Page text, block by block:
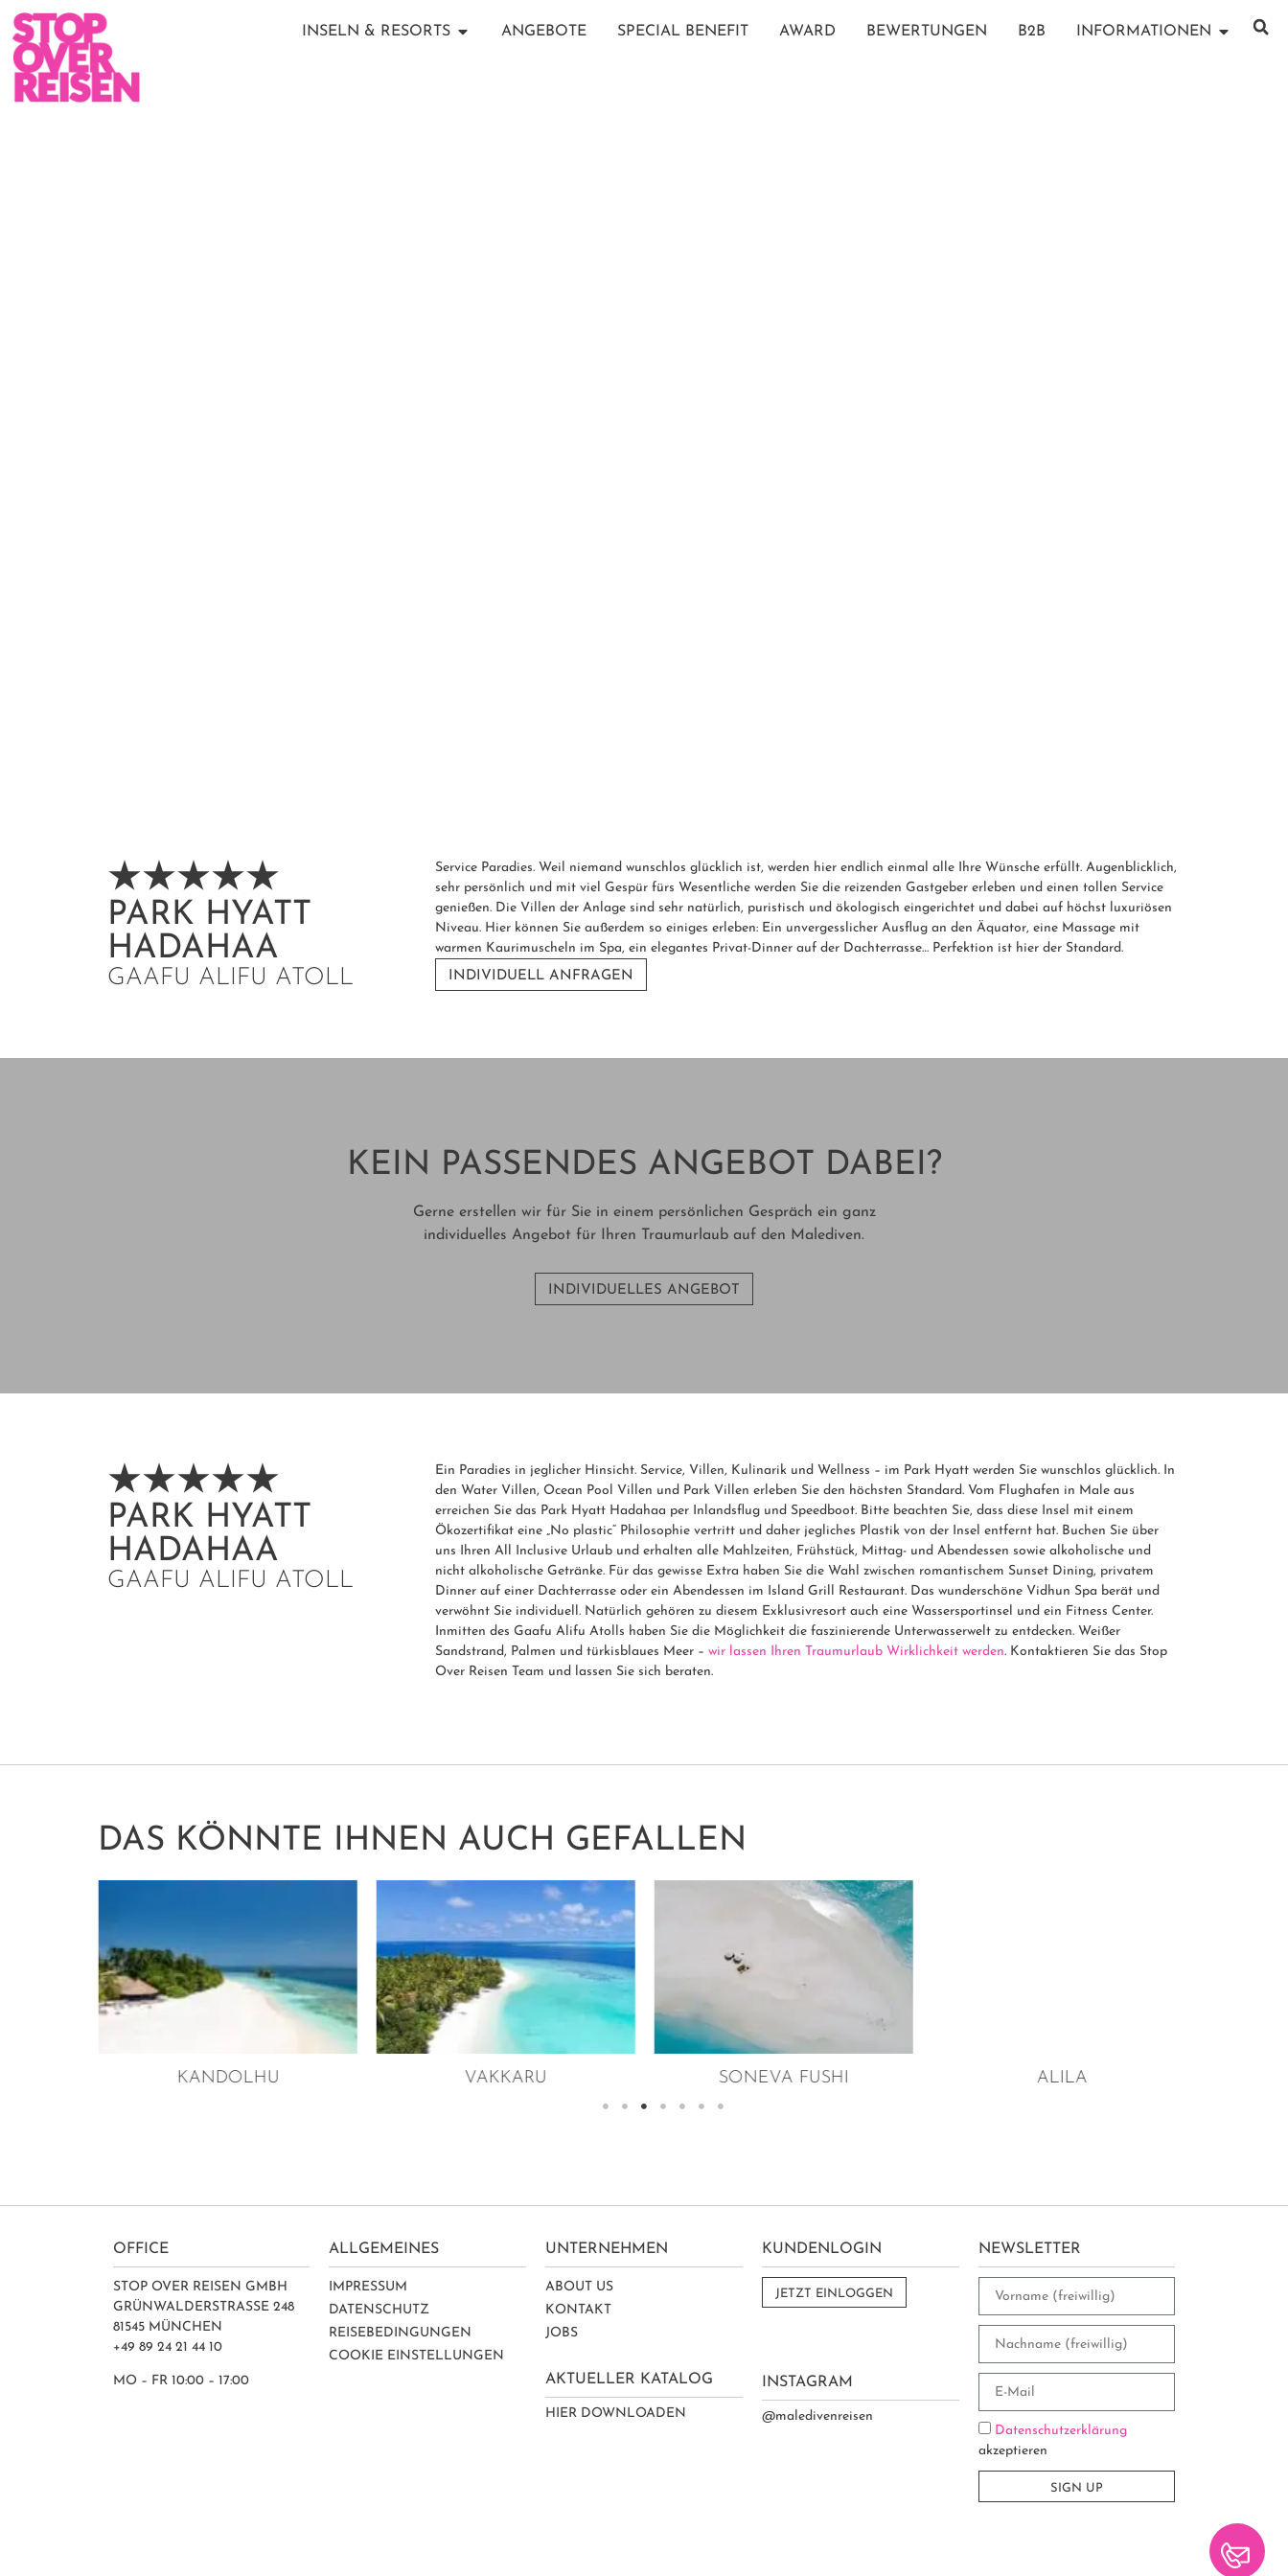
INSELN & RESORTS ANGEBOTE SPECIAL BENEFIT AWARD BEWERTUNGEN B2B INFORMATIONEN
PARK HYATT
HADAHAA
GAAFU ALIFU ATOLL
Service Paradies. Weil niemand wunschlos glücklich ist, werden hier endlich einmal alle Ihre Wünsche erfüllt. Augenblicklich,
sehr persönlich und mit viel Gespür fürs Wesentliche werden Sie die reizenden Gastgeber erleben und einen tollen Service
genießen. Die Villen der Anlage sind sehr natürlich, puristisch und ökologisch eingerichtet und dabei auf höchst luxuriösen
Niveau. Hier können Sie außerdem so einiges erleben: Ein unvergesslicher Ausflug an den Äquator, eine Massage mit
warmen Kaurimuscheln im Spa, ein elegantes Privat-Dinner auf der Dachterrasse… Perfektion ist hier der Standard.
INDIVIDUELL ANFRAGEN
KEIN PASSENDES ANGEBOT DABEI?
Gerne erstellen wir für Sie in einem persönlichen Gespräch ein ganz
individuelles Angebot für Ihren Traumurlaub auf den Malediven.
INDIVIDUELLES ANGEBOT
PARK HYATT
HADAHAA
GAAFU ALIFU ATOLL
Ein Paradies in jeglicher Hinsicht. Service, Villen, Kulinarik und Wellness – im Park Hyatt werden Sie wunschlos glücklich. In
den Water Villen, Ocean Pool Villen und Park Villen erleben Sie den höchsten Standard. Vom Flughafen in Male aus
erreichen Sie das Park Hyatt Hadahaa per Inlandsflug und Speedboot. Bitte beachten Sie, dass diese Insel mit einem
Ökozertifikat eine „No plastic“ Philosophie vertritt und daher jegliches Plastik von der Insel entfernt hat. Buchen Sie über
uns Ihren All Inclusive Urlaub und erhalten alle Mahlzeiten, Frühstück, Mittag- und Abendessen sowie alkoholische und
nicht alkoholische Getränke. Für das gewisse Extra haben Sie die Wahl zwischen romantischem Sunset Dining, privatem
Dinner auf einer Dachterrasse oder ein Abendessen im Island Grill Restaurant. Das wunderschöne Vidhun Spa berät und
verwöhnt Sie individuell. Natürlich gehören zu diesem Exklusivresort auch eine Wassersportinsel und ein Fitness Center.
Inmitten des Gaafu Alifu Atolls haben Sie die Möglichkeit die faszinierende Unterwasserwelt zu entdecken. Weißer
Sandstrand, Palmen und türkisblaues Meer – wir lassen Ihren Traumurlaub Wirklichkeit werden. Kontaktieren Sie das Stop
Over Reisen Team und lassen Sie sich beraten.
DAS KÖNNTE IHNEN AUCH GEFALLEN
KANDOLHU VAKKARU SONEVA FUSHI ALILA
OFFICE
STOP OVER REISEN GMBH
GRÜNWALDERSTRASSE 248
81545 MÜNCHEN
+49 89 24 21 44 10
MO – FR 10:00 – 17:00
ALLGEMEINES
IMPRESSUM
DATENSCHUTZ
REISEBEDINGUNGEN
COOKIE EINSTELLUNGEN
UNTERNEHMEN
ABOUT US
KONTAKT
JOBS
AKTUELLER KATALOG
HIER DOWNLOADEN
KUNDENLOGIN
JETZT EINLOGGEN
INSTAGRAM
@maledivenreisen
NEWSLETTER
Datenschutzerklärung
akzeptieren
SIGN UP